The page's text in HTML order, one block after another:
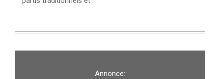
Annonce: